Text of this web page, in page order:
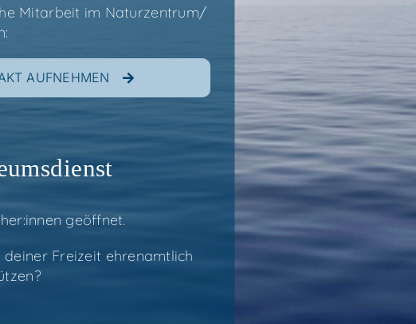
Mit­ar­beit im Naturzentrum/​
AUFNEHMEN
geöffnet.
Frei­zeit ehren­amt­lich